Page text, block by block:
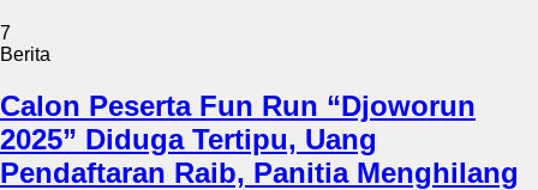
7
Berita
Calon Peserta Fun Run “Djoworun
2025” Diduga Tertipu, Uang
Pendaftaran Raib, Panitia Menghilang